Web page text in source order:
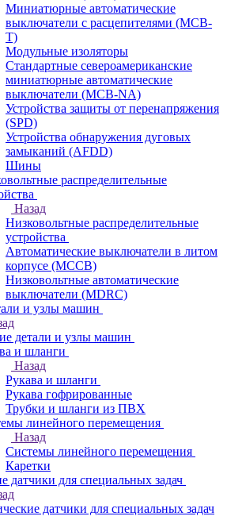
Миниатюрные автоматические
выключатели с расцепителями (MCB-
T)
Модульные изоляторы
Стандартные североамериканские
миниатюрные автоматические
выключатели (MCB-NA)
Устройства защиты от перенапряжения
(SPD)
Устройства обнаружения дуговых
замыканий (AFDD)
Шины
распределительные
Назад
Низковольтные распределительные
устройства
Автоматические выключатели в литом
корпусе (MCCB)
Низковольтные автоматические
выключатели (MDRC)
и узлы машин
детали и узлы машин
и шланги
Назад
Рукава и шланги
Рукава гофрированные
Трубки и шланги из ПВХ
линейного перемещения
Назад
Системы линейного перемещения
Каретки
датчики для специальных задач
датчики для специальных задач